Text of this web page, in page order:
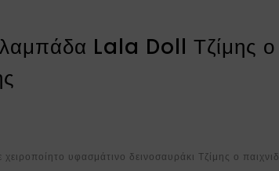
Lala Doll Τζίμης ο
υφασμάτινο δεινοσαυράκι Τζίμης ο